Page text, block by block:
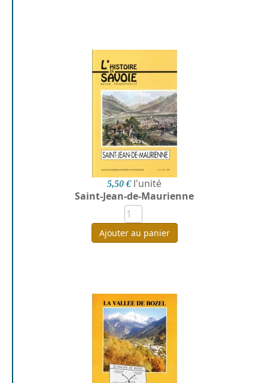
5,50 € l'unité
Saint-Jean-de-Maurienne
Ajouter au panier